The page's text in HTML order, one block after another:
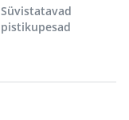
Süvistatavad
pistikupesad